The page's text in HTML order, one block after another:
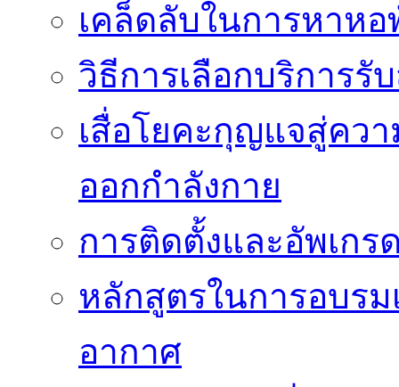
เคล็ดลับในการหาหอ
วิธีการเลือกบริการรั
เสื่อโยคะกุญแจสู่คว
ออกกำลังกาย
การติดตั้งและอัพเกรด
หลักสูตรในการอบร
อากาศ